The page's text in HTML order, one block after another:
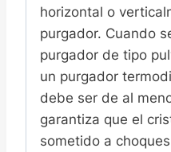
horizontal o
purgador. Cuando
purgador de tipo
un purgador
debe ser de al
garantiza que el
sometido a